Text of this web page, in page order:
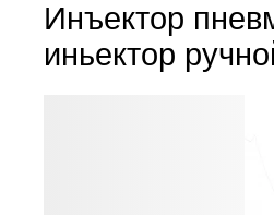
Инъектор
иньектор